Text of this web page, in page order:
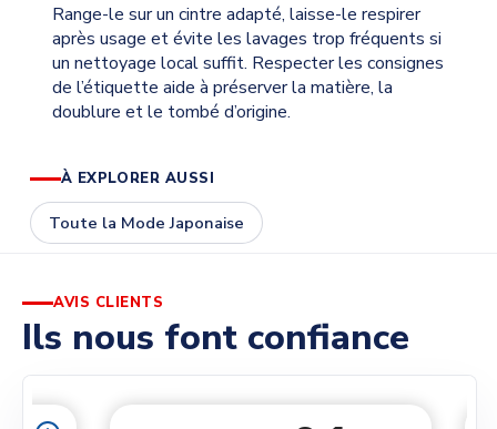
Range-le sur un cintre adapté, laisse-le respirer
après usage et évite les lavages trop fréquents si
un nettoyage local suffit. Respecter les consignes
de l’étiquette aide à préserver la matière, la
doublure et le tombé d’origine.
À EXPLORER AUSSI
Toute la Mode Japonaise
AVIS CLIENTS
Ils nous font confiance